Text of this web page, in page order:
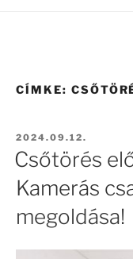
CÍMKE:
BEKÜLDVE:
2024.09.12.
Csőtörés
Kamerás
megoldása!